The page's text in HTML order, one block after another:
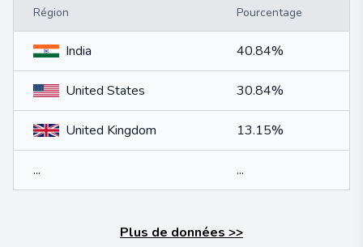
Région Pourcentage
India 40.84%
United States 30.84%
United Kingdom 13.15%
... ...
Plus de données >>